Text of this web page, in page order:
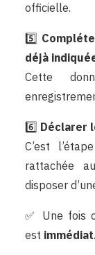
officielle.
5️⃣
déjà
Cette
6️⃣ Déclarer
C’est
rattachée
disposer
✅ Une fois
est immédiat.